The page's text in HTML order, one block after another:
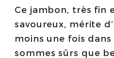
Ce jambon, très fin
savoureux, mérite
moins une fois dans
sommes sûrs que